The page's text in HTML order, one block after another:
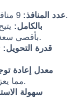
عدد المنافذ:9 منافذ × 10/100/1000 ميجابت في الثانية.
دعم PoE بالكامل:
والأجهزة الأخرى التي تدعم تقنية PoE بأقصى سعة.
قدرة التحويل:
معدل إعادة
الثانية (Mpps)، مما يعزز كفاءة معالجة البيانات.
سهولة